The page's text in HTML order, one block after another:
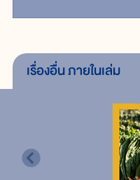
เรื่องอื่นภายในเล่ม